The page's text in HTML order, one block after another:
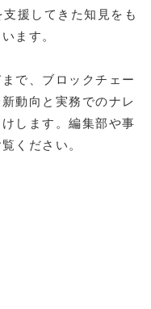
援してきた知見をも
ます。
で、ブロックチェー
動向と実務でのナレ
します。編集部や事
ください。